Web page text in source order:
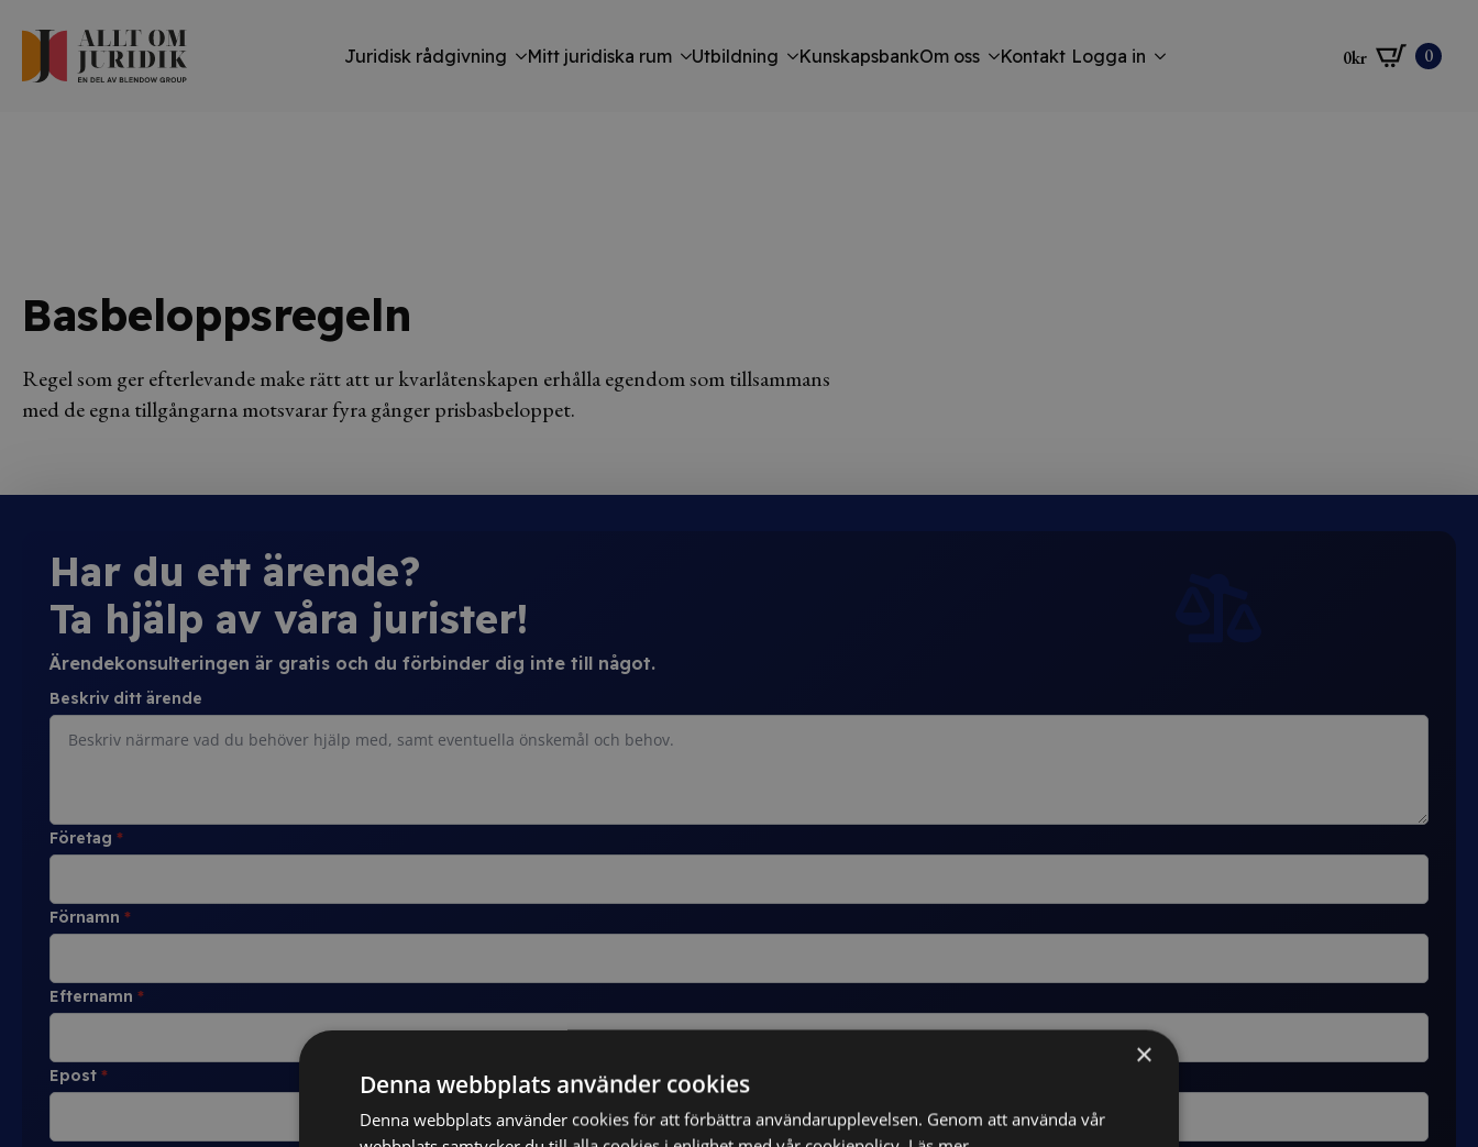
Juridisk rådgivning Mitt juridiska rum Utbildning KunskapsbankOm oss Kontakt Logga in 0kr 0
Basbeloppsregeln
Regel som ger efterlevande make rätt att ur kvarlåtenskapen erhålla egendom som tillsammans
med de egna tillgångarna motsvarar fyra gånger prisbasbeloppet.
Har du ett ärende?
Ta hjälp av våra jurister!
Ärendekonsulteringen är gratis och du förbinder dig inte till något.
Beskriv ditt ärende
Företag *
Förnamn *
Efternamn *
Epost *
×
Denna webbplats använder cookies
Denna webbplats använder cookies för att förbättra användarupplevelsen. Genom att använda vår